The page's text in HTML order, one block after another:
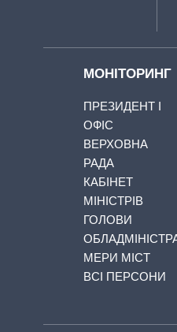
МОНІТОРИНГ
ПРЕЗИДЕНТ І
ОФІС
ВЕРХОВНА
РАДА
КАБІНЕТ
МІНІСТРІВ
ГОЛОВИ
МЕРИ МІСТ
ВСІ ПЕРСОНИ